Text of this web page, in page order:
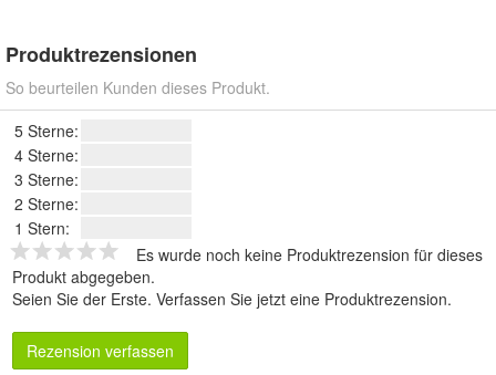
Produktrezensionen
So beurteilen Kunden dieses Produkt.
5 Sterne:
4 Sterne:
3 Sterne:
2 Sterne:
1 Stern:
Es wurde noch keine Produktrezension für dieses
Produkt abgegeben.
Seien Sie der Erste. Verfassen Sie jetzt eine Produktrezension.
Rezension verfassen